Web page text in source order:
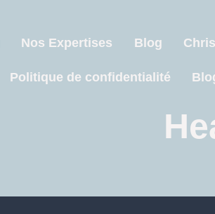
Nos Expertises Blog
Politique de confidentialité